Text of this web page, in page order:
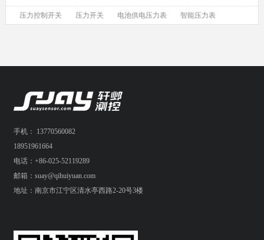
压力控制开关 压力开关 电池供电压力表 智能压力表
手机： 13770560082
18951961664
电话：+86-025-52119289
邮箱：suay@qihuiyuan.com
地址：南京市江宁区清水亭西路2-20号3楼